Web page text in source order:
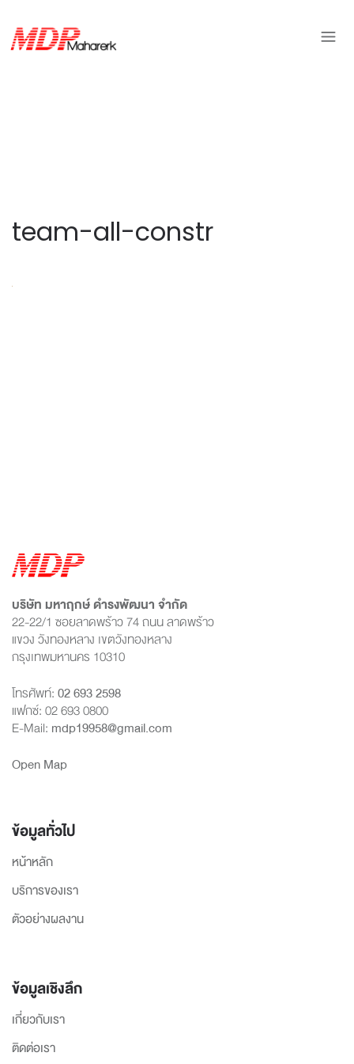
team-all-constr
บริษัท มหาฤกษ์ ดำรงพัฒนา จำกัด
22-22/1 ซอยลาดพร้าว 74 ถนน ลาดพร้าว
แขวง วังทองหลาง เขตวังทองหลาง
กรุงเทพมหานคร 10310
โทรศัพท์:02 693 2598
แฟกซ์: 02 693 0800
E-Mail: mdp19958@gmail.com
Open Map
ข้อมูลทั่วไป
หน้าหลัก
บริการของเรา
ตัวอย่างผลงาน
ข้อมูลเชิงลึก
เกี่ยวกับเรา
ติดต่อเรา